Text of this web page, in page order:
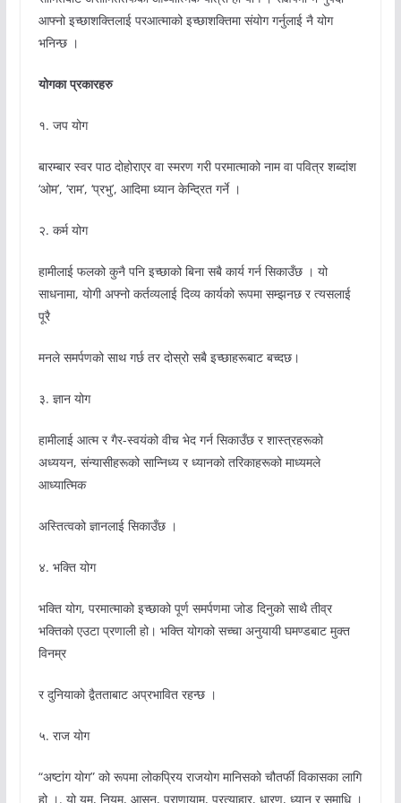
आफ्नो इच्छाशक्तिलाई परआत्माको इच्छाशक्तिमा संयोग गर्नुलाई नै योग
भनिन्छ ।
योगका प्रकारहरु
१. जप योग
बारम्बार स्वर पाठ दोहोराएर वा स्मरण गरी परमात्माको नाम वा पवित्र शब्दांश
‘ओम’, ‘राम’, ‘प्रभु’, आदिमा ध्यान केन्द्रित गर्ने ।
२. कर्म योग
हामीलाई फलको कुनै पनि इच्छाको बिना सबै कार्य गर्न सिकाउँछ । यो
साधनामा, योगी अफ्नो कर्तव्यलाई दिव्य कार्यको रूपमा सम्झनछ र त्यसलाई
पूरै
मनले समर्पणको साथ गर्छ तर दोस्रो सबै इच्छाहरूबाट बच्दछ।
३. ज्ञान योग
हामीलाई आत्म र गैर-स्वयंको वीच भेद गर्न सिकाउँछ र शास्त्रहरूको
अध्ययन, संन्यासीहरूको सान्निध्य र ध्यानको तरिकाहरूको माध्यमले
आध्यात्मिक
अस्तित्वको ज्ञानलाई सिकाउँछ ।
४. भक्ति योग
भक्ति योग, परमात्माको इच्छाको पूर्ण समर्पणमा जोड दिनुको साथै तीव्र
भक्तिको एउटा प्रणाली हो। भक्ति योगको सच्चा अनुयायी घमण्डबाट मुक्त
विनम्र
र दुनियाको द्वैतताबाट अप्रभावित रहन्छ ।
५. राज योग
“अष्टांग योग” को रूपमा लोकप्रिय राजयोग मानिसको चौतर्फी विकासका लागि
हो ।. यो यम, नियम, आसन, प्राणायाम, प्रत्याहार, धारण, ध्यान र समाधि ।